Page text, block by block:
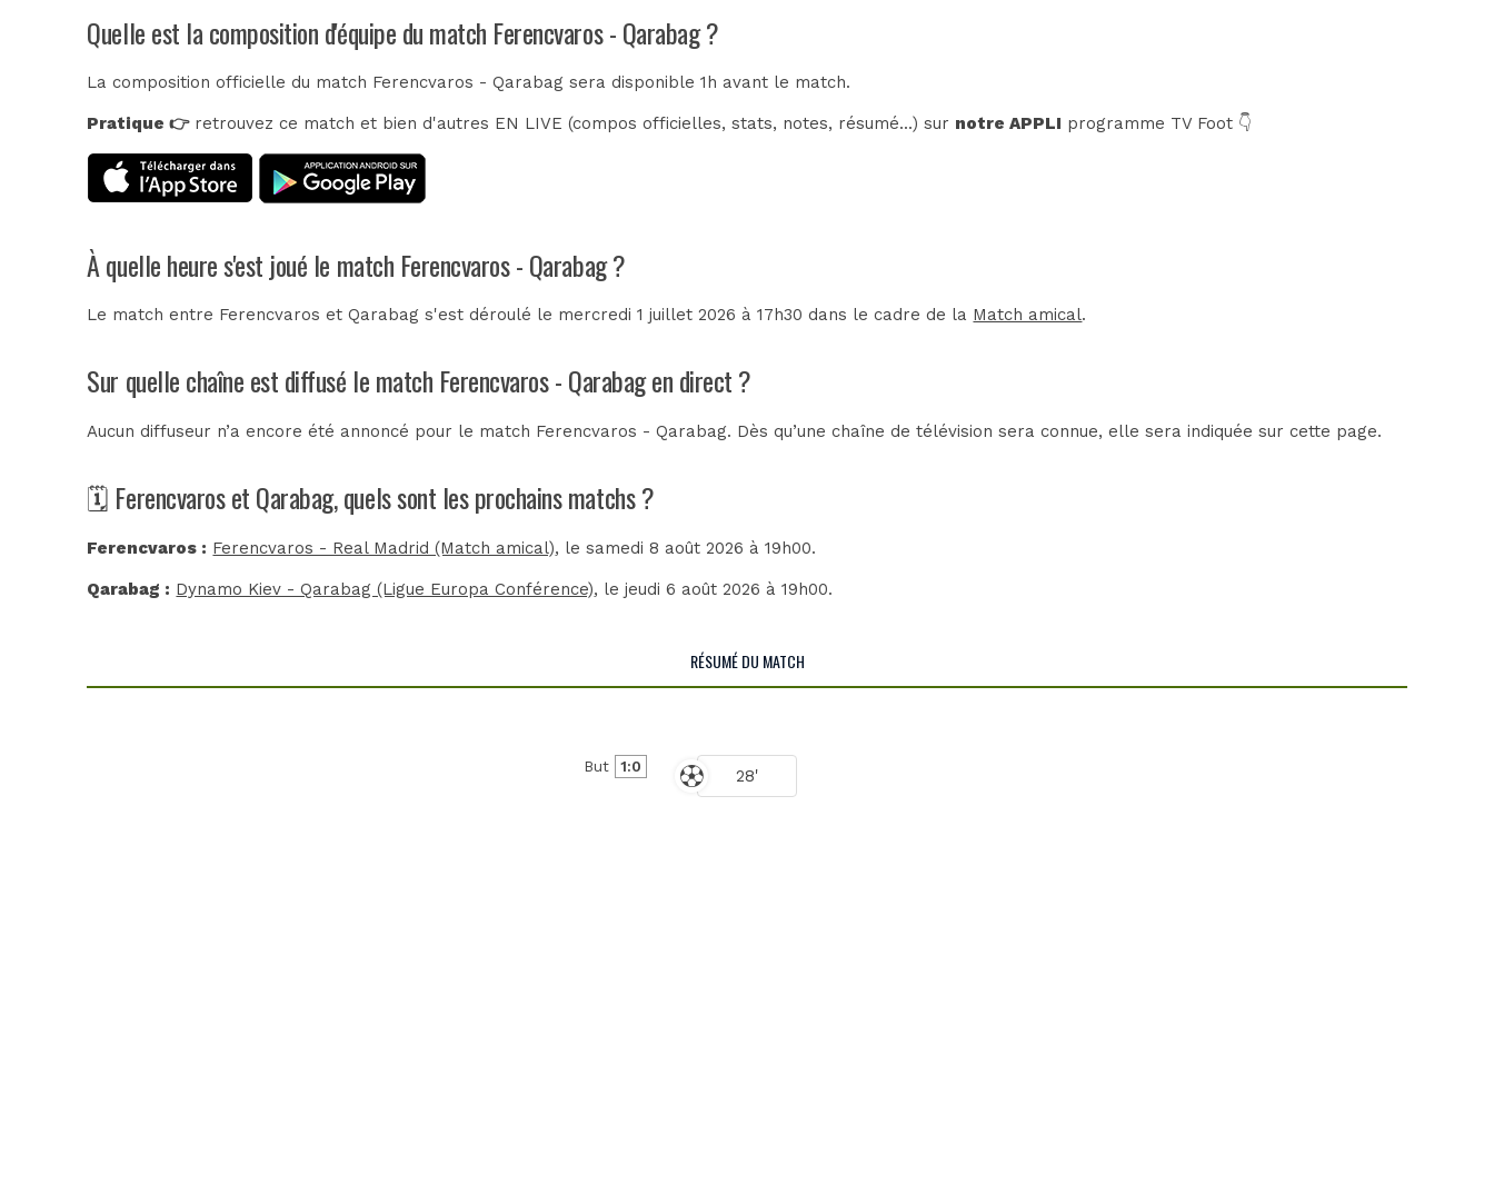
Quelle est la composition d'équipe du match Ferencvaros - Qarabag ?
La composition officielle du match Ferencvaros - Qarabag sera disponible 1h avant le match.
Pratique 👉retrouvez ce match et bien d'autres EN LIVE (compos officielles, stats, notes, résumé...) sur notre APPLI programme TV Foot 👇
À quelle heure s'est joué le match Ferencvaros - Qarabag ?
Le match entre Ferencvaros et Qarabag s'est déroulé le mercredi 1 juillet 2026 à 17h30 dans le cadre de la Match amical.
Sur quelle chaîne est diffusé le match Ferencvaros - Qarabag en direct ?
Aucun diffuseur n’a encore été annoncé pour le match Ferencvaros - Qarabag. Dès qu’une chaîne de télévision sera connue, elle sera indiquée sur cette page.
🗓️ Ferencvaros et Qarabag, quels sont les prochains matchs ?
Ferencvaros : Ferencvaros - Real Madrid (Match amical), le samedi 8 août 2026 à 19h00.
Qarabag : Dynamo Kiev - Qarabag (Ligue Europa Conférence), le jeudi 6 août 2026 à 19h00.
RÉSUMÉ DU MATCH
28'
But 1:0